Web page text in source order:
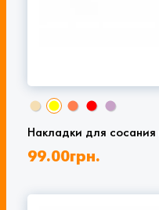
Накладки для сосания
99.00грн.